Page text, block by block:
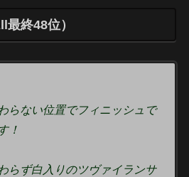
終48位）
らない位置でフィニッシュで
！
らず白入りのツヴァイランサ